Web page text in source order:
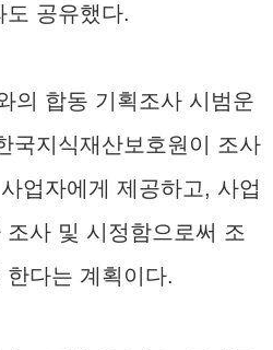
공유했다.
의 합동 기획조사 시범운
국지식재산보호원이 조사
업자에게 제공하고, 사업
사 및 시정함으로써 조
다는 계획이다.